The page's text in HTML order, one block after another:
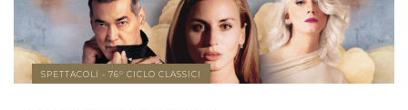
SPETTACOLI - 76° CICLO CLASSICI
MORE